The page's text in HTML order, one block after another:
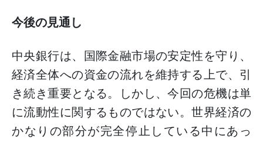
今後の見通し
中央銀行は、国際金融市場の安定性を守り、
経済全体への資金の流れを維持する上で、引
き続き重要となる。しかし、今回の危機は単
に流動性に関するものではない。世界経済の
かなりの部分が完全停止している中にあっ